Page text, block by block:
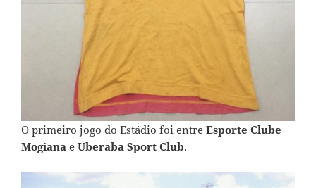
O primeiro jogo do Estádio foi entre Esporte Clube
Mogiana e Uberaba Sport Club.